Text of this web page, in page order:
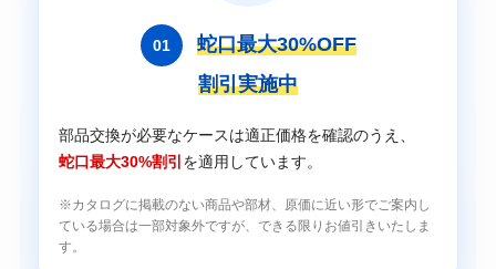
01
蛇口最大30%OFF
割引実施中
部品交換が必要なケースは適正価格を確認のうえ、
蛇口最大30%割引 を適用しています。
※カタログに掲載のない商品や部材、原価に近い形でご案内し
ている場合は一部対象外ですが、できる限りお値引きいたしま
す。